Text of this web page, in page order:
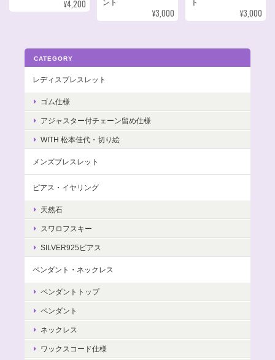
¥4,200 ント
¥3,000
ト
¥3,000
CATEGORY
レディスブレスレット
ゴム仕様
アジャスター付チェーン留め仕様
WITH 松本佳代・切り絵
メンズブレスレット
ピアス・イヤリング
天然石
スワロフスキー
SILVER925ピアス
ペンダント・ネックレス
ペンダントトップ
ペンダント
ネックレス
ワックスコード仕様